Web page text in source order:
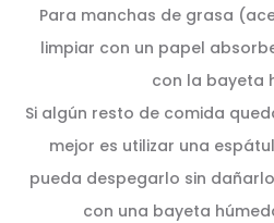
Para manchas de grasa
limpiar con un papel
con la bayeta
Si algún resto de comida
mejor es utilizar una
pueda despegarlo sin
con una bayeta